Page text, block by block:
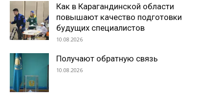
Как в Карагандинской области
повышают качество подготовки
будущих специалистов
10.08.2026
Получают обратную связь
10.08.2026